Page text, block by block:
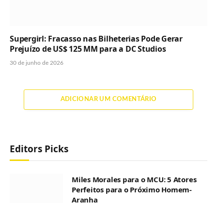
Supergirl: Fracasso nas Bilheterias Pode Gerar
Prejuízo de US$ 125 MM para a DC Studios
30 de junho de 2026
ADICIONAR UM COMENTÁRIO
Editors Picks
Miles Morales para o MCU: 5 Atores
Perfeitos para o Próximo Homem-
Aranha